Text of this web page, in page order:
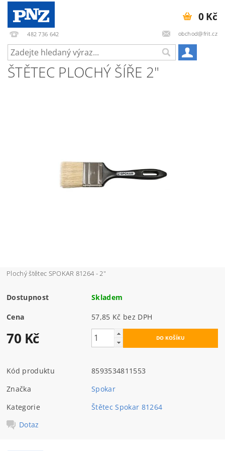
482 736 642 obchod@frit.cz
0 Kč
ŠTĚTEC PLOCHÝ ŠÍŘE 2"
Plochý štětec SPOKAR 81264 - 2"
Dostupnost Skladem
Cena 57,85 Kč bez DPH
70 Kč
Kód produktu
8593534811553
Značka
Spokar
Kategorie
Štětec Spokar 81264
Dotaz